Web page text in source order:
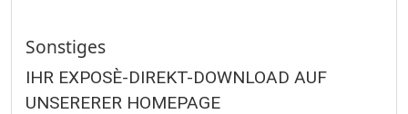
Sonstiges
IHR EXPOSÈ-DIREKT-DOWNLOAD AUF
UNSERERER HOMEPAGE